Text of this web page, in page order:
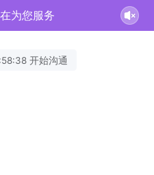
为您服务
开始沟通